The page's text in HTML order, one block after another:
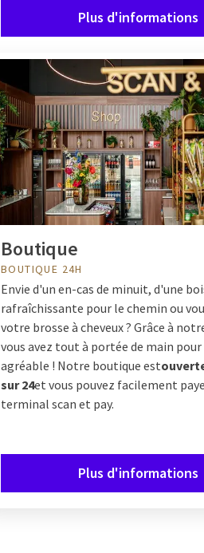
Plus d'informations
Boutique
BOUTIQUE 24H
Envie d'un en-cas de minuit, d'une
rafraîchissante pour le chemin ou
votre brosse à cheveux ? Grâce à
vous avez tout à portée de main
agréable ! Notre boutique est
sur 24et vous pouvez facilement
terminal scan et pay.
Plus d'informations